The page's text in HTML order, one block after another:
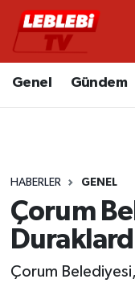
Genel Gündem
HABERLER GENEL
Çorum
Çorum
Hava Durumu
Süper Lig
Tüm
Son Dakika